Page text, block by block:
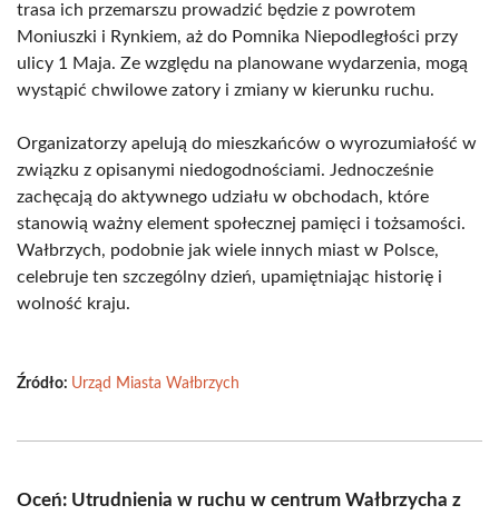
trasa ich przemarszu prowadzić będzie z powrotem
Moniuszki i Rynkiem, aż do Pomnika Niepodległości przy
ulicy 1 Maja. Ze względu na planowane wydarzenia, mogą
wystąpić chwilowe zatory i zmiany w kierunku ruchu.
Organizatorzy apelują do mieszkańców o wyrozumiałość w
związku z opisanymi niedogodnościami. Jednocześnie
zachęcają do aktywnego udziału w obchodach, które
stanowią ważny element społecznej pamięci i tożsamości.
Wałbrzych, podobnie jak wiele innych miast w Polsce,
celebruje ten szczególny dzień, upamiętniając historię i
wolność kraju.
Źródło: Urząd Miasta Wałbrzych
Oceń: Utrudnienia w ruchu w centrum Wałbrzycha z